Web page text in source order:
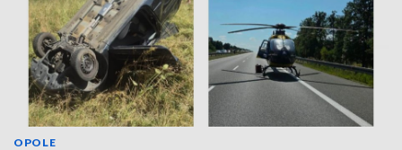
OPOLE